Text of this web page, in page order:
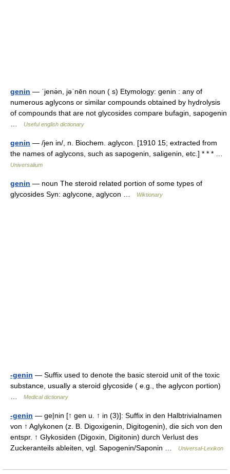
genin — ˈjenə̇n, jəˈnēn noun ( s) Etymology: genin : any of
numerous aglycons or similar compounds obtained by hydrolysis
of compounds that are not glycosides compare bufagin, sapogenin
Useful english dictionary
genin — /jen in/, n. Biochem. aglycon. [1910 15; extracted from
the names of aglycons, such as sapogenin, saligenin, etc.] * * * …
Universalium
genin — noun The steroid related portion of some types of
glycosides Syn: aglycone, aglycon …
Wiktionary
-genin — Suffix used to denote the basic steroid unit of the toxic
substance, usually a steroid glycoside ( e.g., the aglycon portion)
Medical dictionary
-genin — ge|nin [↑ gen u. ↑ in (3)]: Suffix in den Halbtrivialnamen
von ↑ Aglykonen (z. B. Digoxigenin, Digitogenin), die sich von den
entspr. ↑ Glykosiden (Digoxin, Digitonin) durch Verlust des
Zuckeranteils ableiten, vgl. Sapogenin/Saponin …
Universal-Lexikon